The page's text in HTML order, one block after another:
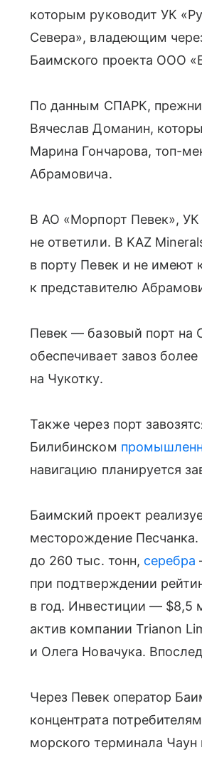
которым руководит УК
Севера», владеющим
Баимского проекта ООО
По данным СПАРК,
Вячеслав Доманин,
Марина Гончарова, топ-
Абрамовича.
В АО «Морпорт Певек», УК
не ответили. В KAZ
в порту Певек и не имеют
к представителю
Певек — базовый порт на
обеспечивает завоз
на Чукотку.
Также через порт
Билибинском
навигацию планируется
Баимский проект
месторождение
до 260 тыс. тонн, серебра
при подтверждении
в год. Инвестиции — $8,5
актив компании Trianon
и Олега Новачука.
Через Певек оператор
концентрата
морского терминала Чаун